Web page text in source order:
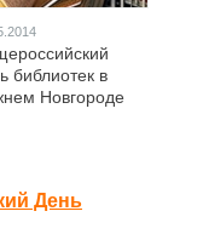
библиотек в
Новгороде
День